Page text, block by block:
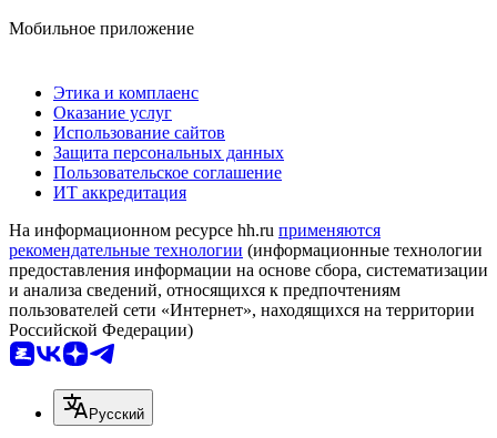
Мобильное приложение
Этика и комплаенс
Оказание услуг
Использование сайтов
Защита персональных данных
Пользовательское соглашение
ИТ аккредитация
На информационном ресурсе hh.ru применяются
рекомендательные технологии (информационные технологии
предоставления информации на основе сбора, систематизации
и анализа сведений, относящихся к предпочтениям
пользователей сети «Интернет», находящихся на территории
Российской Федерации)
Русский